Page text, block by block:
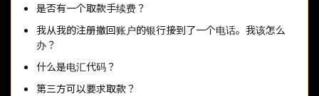
是否有一个取款手续费？
我从我的注册撤回账户的银行接到了一个电话。我该怎么
办？
什么是电汇代码？
第三方可以要求取款？